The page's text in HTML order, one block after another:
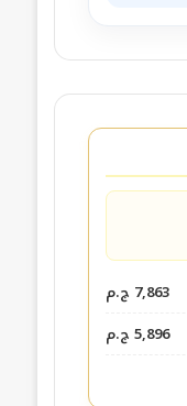
7,863 ج.م
5,896 ج.م